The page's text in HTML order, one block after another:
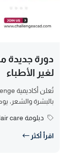
دورة جديدة
لغير الأطباء
بالبشرة والشعر، يوم غد السبت
دبلومة Skine care and Hair care
اقرأ أكثر